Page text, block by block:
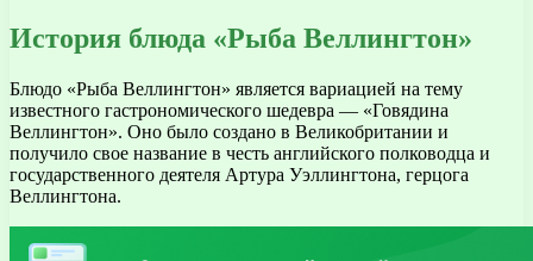
История блюда «Рыба Веллингтон»
Блюдо «Рыба Веллингтон» является вариацией на тему
известного гастрономического шедевра — «Говядина
Веллингтон». Оно было создано в Великобритании и
получило свое название в честь английского полководца и
государственного деятеля Артура Уэллингтона, герцога
Веллингтона.